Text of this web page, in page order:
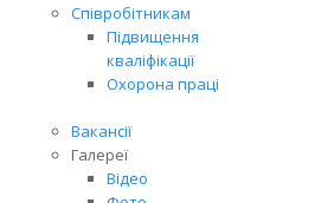
Співробітникам
Підвищення
кваліфікації
Охорона праці
Вакансії
Галереї
Відео